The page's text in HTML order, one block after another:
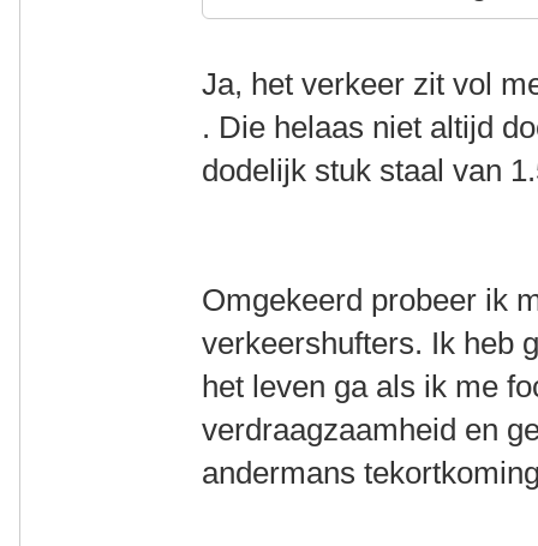
Ja, het verkeer zit vol
. Die helaas niet altijd
dodelijk stuk staal van
Omgekeerd probeer ik
verkeershufters. Ik heb
het leven ga als ik me
verdraagzaamheid en
andermans